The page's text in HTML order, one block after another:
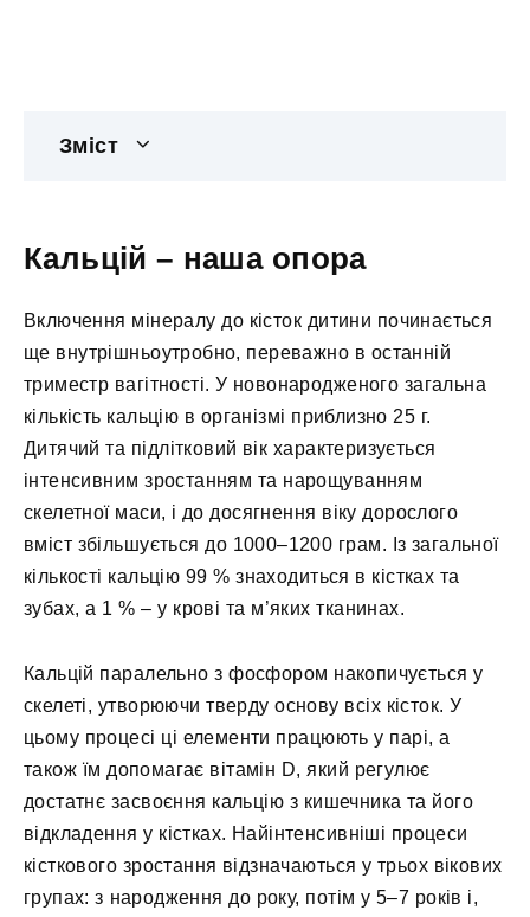
Зміст
Кальцій – наша опора
Включення мінералу до кісток дитини починається
ще внутрішньоутробно, переважно в останній
триместр вагітності. У новонародженого загальна
кількість кальцію в організмі приблизно 25 г.
Дитячий та підлітковий вік характеризується
інтенсивним зростанням та нарощуванням
скелетної маси, і до досягнення віку дорослого
вміст збільшується до 1000–1200 грам. Із загальної
кількості кальцію 99 % знаходиться в кістках та
зубах, а 1 % – у крові та м’яких тканинах.
Кальцій паралельно з фосфором накопичується у
скелеті, утворюючи тверду основу всіх кісток. У
цьому процесі ці елементи працюють у парі, а
також їм допомагає вітамін D, який регулює
достатнє засвоєння кальцію з кишечника та його
відкладення у кістках. Найінтенсивніші процеси
кісткового зростання відзначаються у трьох вікових
групах: з народження до року, потім у 5–7 років і,